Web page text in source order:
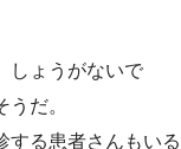
しょうがないで
だ。
する患者さんもいる